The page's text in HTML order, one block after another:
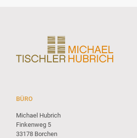
BÜRO
Michael Hubrich
Finkenweg 5
33178 Borchen